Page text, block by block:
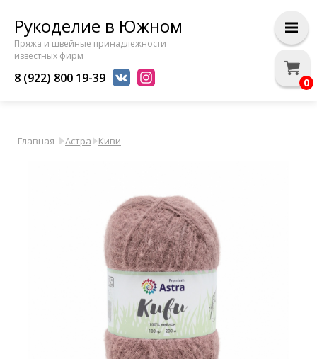
Рукоделие в Южном
Пряжа и швейные принадлежности
известных фирм
8 (922) 800 19-39
Главная Астра Киви
0